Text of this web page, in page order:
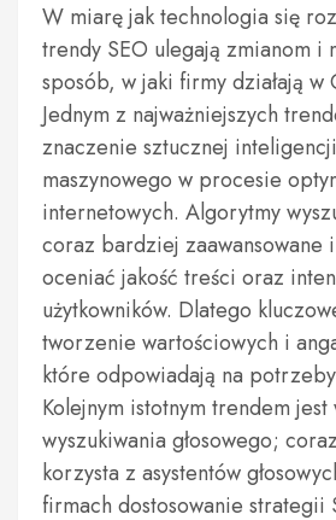
W miarę jak technologia się
trendy SEO ulegają zmianom i
sposób, w jaki firmy działają w
Jednym z najważniejszych
znaczenie sztucznej
maszynowego w procesie
internetowych. Algorytmy
coraz bardziej
oceniać jakość treści oraz
użytkowników. Dlatego
tworzenie wartościowych i
które odpowiadają na
Kolejnym istotnym trendem
wyszukiwania głosowego;
korzysta z asystentów
firmach dostosowanie strategii